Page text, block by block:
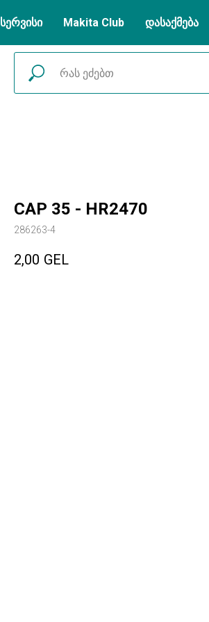
სერვისი Makita Club დასაქმება
CAP 35 - HR2470
286263-4
2,00 GEL